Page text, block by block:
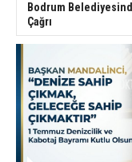
Bodrum
Çağrı